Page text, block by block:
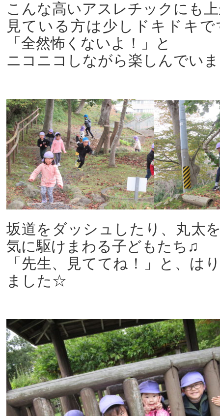
こんな高いアスレチックにも
見ている方は少しドキドキ
「全然怖くないよ！」と
ニコニコしながら楽しんでい
坂道をダッシュしたり、丸太
気に駆けまわる子どもたち♫
「先生、見ててね！」と、は
ました☆